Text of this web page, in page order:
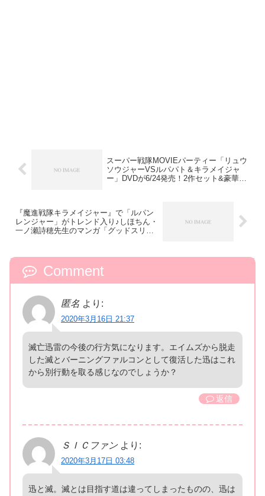
スーパー戦隊MOVIEパーティー「リュウ
ソウジャーVSルパパト＆キラメイジャ
ー」DVDが6/24発売！2作セット&豪華特
『魔進戦隊キラメイジャー』で「ルパン
レンジャー」がトレンド入り♪しほちん・
一ノ瀬詩穂先生のマンガ「グッドスリ
Comment
匿名 より:
2020年3月16日 21:37
滅亡迅雷の今後の行方気になります。エイムズから脱走
した滅とバーニングファルコンとして復活した迅はこれ
から別行動を取る感じなのでしょうか？
返信
ＳＩＣファン より:
2020年3月17日 03:48
迅と滅。滅とは目指す道は違ってしまったものの、迅は